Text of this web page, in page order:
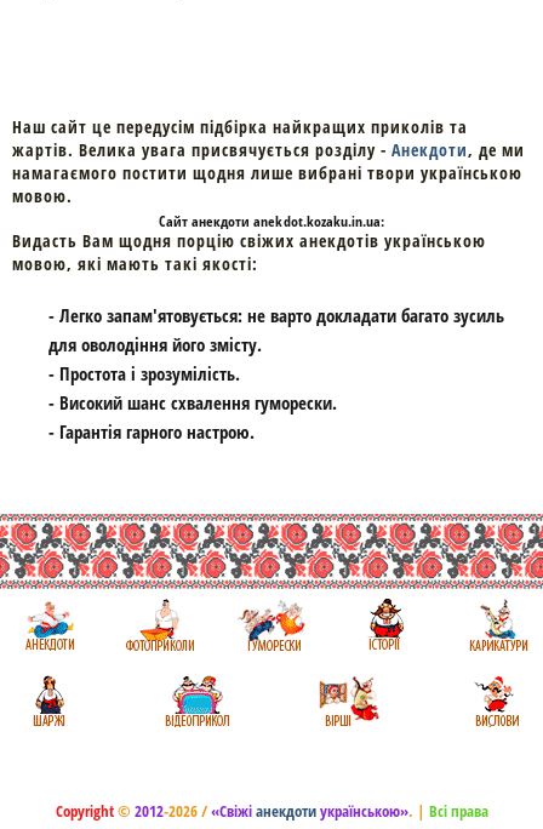
Наш сайт це передусім підбірка найкращих приколів та
жартів. Велика увага присвячується розділу - Анекдоти, де ми
намагаємого постити щодня лише вибрані твори українською
мовою.
Cайтанекдоти anekdot.kozaku.in.ua:
Видасть Вам щодня порцію свіжих анекдотів українською
мовою, які мають такі якості:
- Легко запам'ятовується: не варто докладати багато зусиль
для оволодіння його змісту.
- Простота і зрозумілість.
- Високий шанс схвалення гуморески.
- Гарантія гарного настрою.
Copyright© 2012-2026 /«Свіжіанекдотиукраїнською». | Всі права